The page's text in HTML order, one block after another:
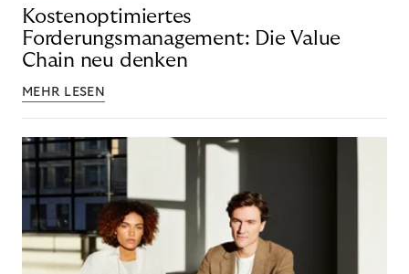
Kostenoptimiertes
Forderungsmanagement: Die Value
Chain neu denken
MEHR LESEN